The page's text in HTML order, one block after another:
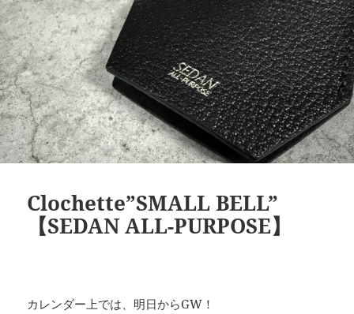
Clochette”SMALL BELL”
【SEDAN ALL-PURPOSE】
カレンダー上では、明日からGW！